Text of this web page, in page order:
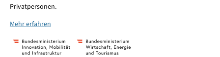
Privatpersonen.
Mehr erfahren